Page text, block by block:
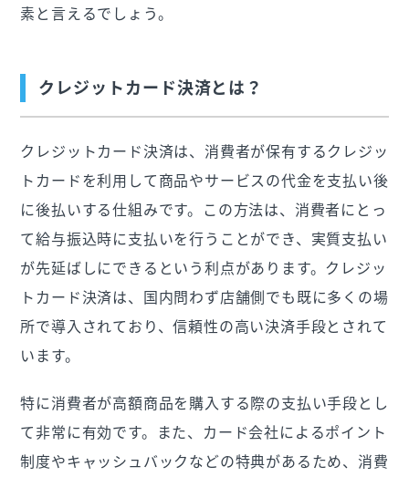
素と言えるでしょう。
クレジットカード決済とは？
クレジットカード決済は、消費者が保有するクレジッ
トカードを利用して商品やサービスの代金を支払い後
に後払いする仕組みです。この方法は、消費者にとっ
て給与振込時に支払いを行うことができ、実質支払い
が先延ばしにできるという利点があります。クレジッ
トカード決済は、国内問わず店舗側でも既に多くの場
所で導入されており、信頼性の高い決済手段とされて
います。
特に消費者が高額商品を購入する際の支払い手段とし
て非常に有効です。また、カード会社によるポイント
制度やキャッシュバックなどの特典があるため、消費